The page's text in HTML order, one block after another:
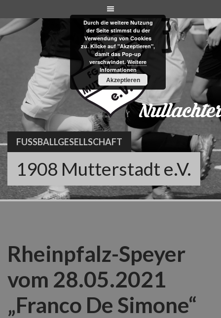
to
content
FUSSBALLGESELLSCHAFT
1908 Mutterstadt e.V.
Rheinpfalz-Speyer
vom 28.05.2021
„Franco De Simone“
Durch die weitere Nutzung
der Seite stimmst du der
Verwendung von Cookies
zu. Klicke auf "Akzeptieren",
damit das Pop-up
verschwindet.Weitere
Informationen
Akzeptieren